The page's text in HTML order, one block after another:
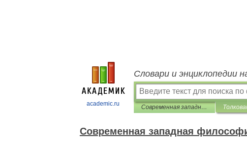
academic.ru
Словари и энциклопедии
Современная западная философия. Энциклопедический словарь
Современная западная